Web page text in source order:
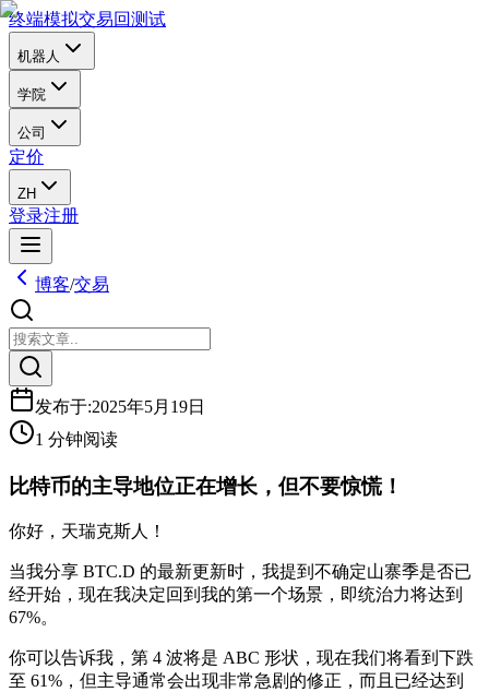
终端模拟交易回测试
机器人
学院
公司
定价
ZH
登录注册
博客/交易
发布于:2025年5月19日
1 分钟阅读
比特币的主导地位正在增长，但不要惊慌！
你好，天瑞克斯人！
当我分享 BTC.D 的最新更新时，我提到不确定山寨季是否已
经开始，现在我决定回到我的第一个场景，即统治力将达到
67%。
你可以告诉我，第 4 波将是 ABC 形状，现在我们将看到下跌
至 61%，但主导通常会出现非常急剧的修正，而且已经达到